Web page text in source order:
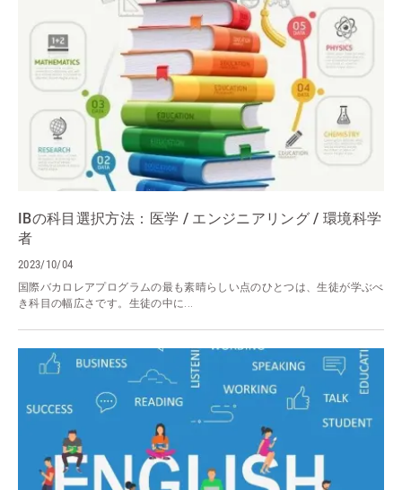
IBの科目選択方法：医学 / エンジニアリング / 環境科学
者
2023/10/04
国際バカロレアプログラムの最も素晴らしい点のひとつは、生徒が学ぶべ
き科目の幅広さです。生徒の中に...